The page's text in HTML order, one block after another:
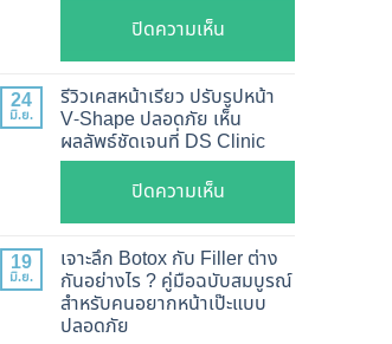
อัปเดต
วิธี
ตรวจ
สอบ
ทุก
ยี่ห้อ
แบบ
ละเอียด
ฉีด
ปิดความเห็นบน
ฉีด
Botox
กี่
วัน
ผล
เจาะ
ลึก
24
มิ.ย.
รีวิวเคสหน้าเรียว ปรับรูปหน้า
V-Shape ปลอดภัย เห็น
ผลลัพธ์ชัดเจนที่ DS Clinic
ปิดความเห็นบน
รีวิว
เคส
หน้า
เรียว
19
มิ.ย.
เจาะลึก Botox กับ Filler ต่าง
กันอย่างไร ? คู่มือฉบับสมบูรณ์
สำหรับคนอยากหน้าเป๊ะแบบ
ปลอดภัย